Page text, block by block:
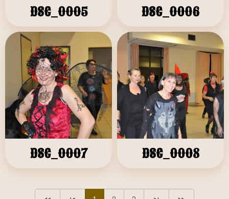
DSC_0005 DSC_0006
DSC_0007 DSC_0008